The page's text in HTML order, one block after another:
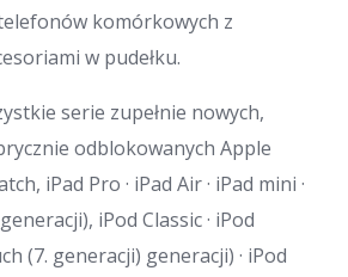
komórkowych z
w pudełku.
serie zupełnie nowych,
odblokowanych Apple
iPad Pro · ‎iPad Air · ‎iPad mini ·
‎iPod Classic · ‎iPod
(7. generacji) generacji) · ‎iPod